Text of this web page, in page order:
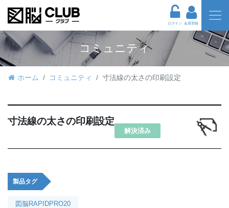
ログイン 会員登録
コミュニティ
ホーム コミュニティ 寸法線の太さの印刷設定
寸法線の太さの印刷設定
解決済み
製品タグ
図脳RAPIDPRO20